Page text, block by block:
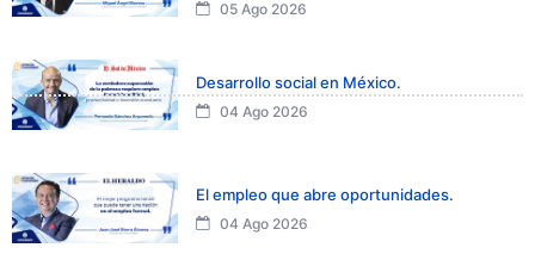
05 Ago 2026
Desarrollo social en México.
04 Ago 2026
El empleo que abre oportunidades.
04 Ago 2026